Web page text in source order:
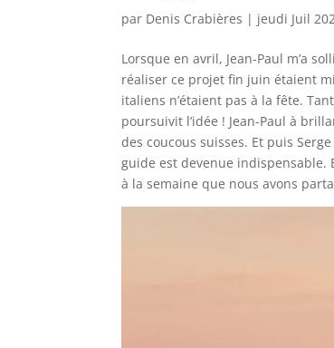
par Denis Crabières | jeudi Juil
Lorsque en avril, Jean-Paul m’a
réaliser ce projet fin juin étaient
italiens n’étaient pas à la fête.
poursuivit l’idée ! Jean-Paul à
des coucous suisses. Et puis
guide est devenue
à la semaine que nous avons